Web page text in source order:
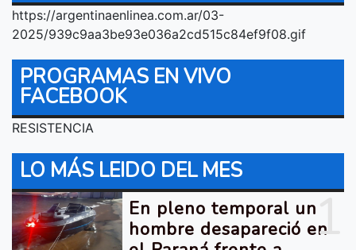
https://argentinaenlinea.com.ar/03-
2025/939c9aa3be93e036a2cd515c84ef9f08.gif
PROGRAMAS EN VIVO
FACEBOOK
RESISTENCIA
LO MÁS LEIDO DEL MES
1
En pleno temporal un
hombre desapareció en